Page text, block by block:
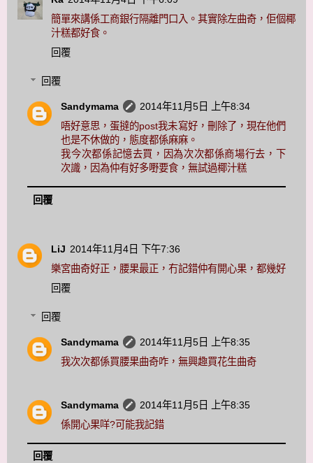
簡單來講係工商銀行隔離門口入。其實除左曲奇，佢個椰
汁糕都好食。
回覆
回覆
Sandymama
2014年11月5日 上午8:34
唔好意思，蛋撻的post我未寫好，刪除了，現在他們
也是不休做的，態度都係麻麻。
我今次都係記憶去買，因為次次都係商場行去，下
次識，因為仲有好多嘢要食，無試過椰汁糕
回覆
LiJ 2014年11月4日 下午7:36
樂宮曲奇好正，腰果最正，冇記錯仲有開心果，都幾好
回覆
回覆
Sandymama
2014年11月5日 上午8:35
我次次都係買腰果曲奇咋，無興趣買花生曲奇
Sandymama
2014年11月5日 上午8:35
係開心果咩?可能我記錯
回覆